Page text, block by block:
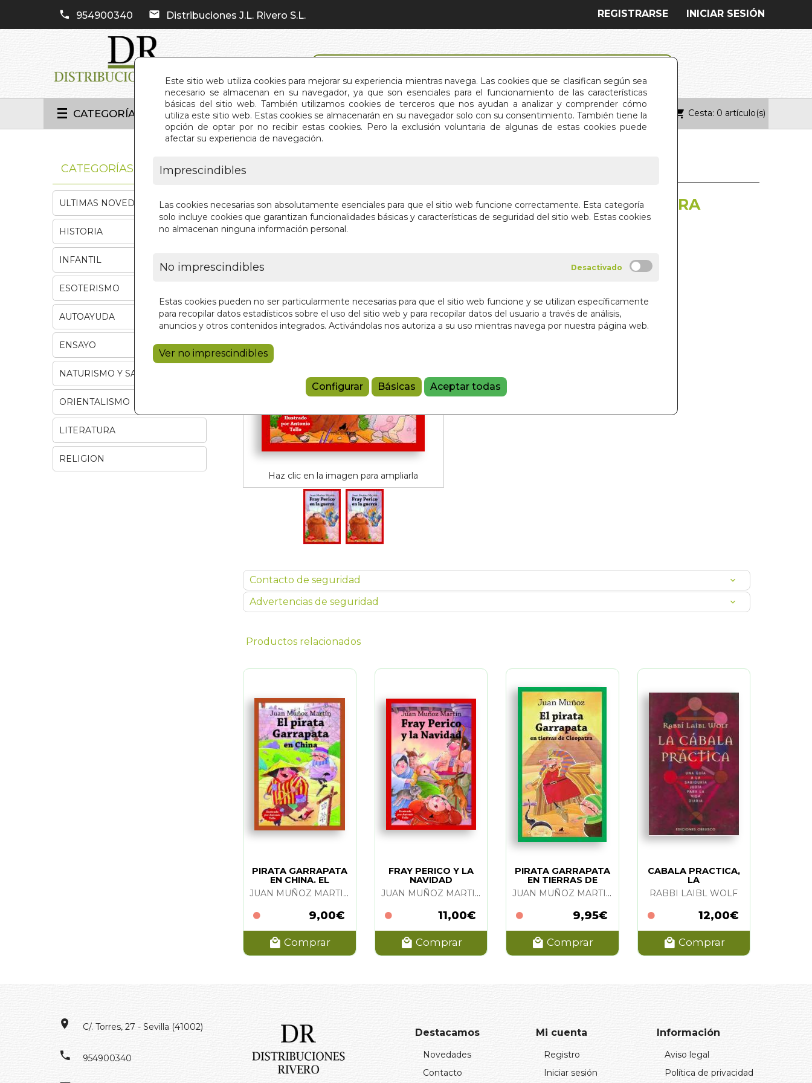
Este sitio web utiliza cookies para mejorar su experiencia mientras navega. Las cookies que se clasifican según sea
necesario se almacenan en su navegador, ya que son esenciales para el funcionamiento de las características
básicas del sitio web. También utilizamos cookies de terceros que nos ayudan a analizar y comprender cómo
utiliza este sitio web. Estas cookies se almacenarán en su navegador solo con su consentimiento. También tiene la
opción de optar por no recibir estas cookies. Pero la exclusión voluntaria de algunas de estas cookies puede
afectar su experiencia de navegación.
Imprescindibles
Las cookies necesarias son absolutamente esenciales para que el sitio web funcione correctamente. Esta categoría
solo incluye cookies que garantizan funcionalidades básicas y características de seguridad del sitio web. Estas cookies
no almacenan ninguna información personal.
No imprescindibles
Estas cookies pueden no ser particularmente necesarias para que el sitio web funcione y se utilizan específicamente
para recopilar datos estadísticos sobre el uso del sitio web y para recopilar datos del usuario a través de análisis,
anuncios y otros contenidos integrados. Activándolas nos autoriza a su uso mientras navega por nuestra página web.
Ver no imprescindibles
Configurar Básicas Aceptar todas
954900340 Distribuciones J.L. Rivero S.L. INICIAR SESIÓN
REGISTRARSE
CATEGORÍAS INICIO QUIÉNES SOMOS CONTACTO Cesta: 0 artículo(s)
Haz clic en la imagen para ampliarla
FRAY PERICO EN LA GUERRA
JUAN MUÑOZ MARTIN
Añadir a la cesta
Contacto de seguridad
Advertencias de seguridad
Productos relacionados
PIRATA GARRAPATA
EN CHINA. EL
JUAN MUÑOZ MARTIN
9,00€
Comprar
FRAY PERICO Y LA
NAVIDAD
JUAN MUÑOZ MARTIN
11,00€
Comprar
PIRATA GARRAPATA
EN TIERRAS DE
CLEOPATRA. EL
JUAN MUÑOZ MARTIN
9,95€
Comprar
CABALA PRACTICA,
LA
RABBI LAIBL WOLF
12,00€
Comprar
CATEGORÍAS
ULTIMAS NOVEDADES
HISTORIA
INFANTIL
ESOTERISMO
AUTOAYUDA
ENSAYO
NATURISMO Y SALUD
ORIENTALISMO
LITERATURA
RELIGION
C/. Torres, 27 - Sevilla (41002)
954900340
Destacamos
Novedades
Contacto
Mi cuenta
Registro
Iniciar sesión
Información
Aviso legal
Política de privacidad